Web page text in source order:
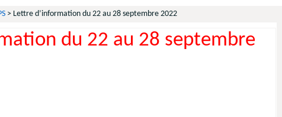
> Lettre d’information du 22 au 28 septembre 2022
du 22 au 28 septembre